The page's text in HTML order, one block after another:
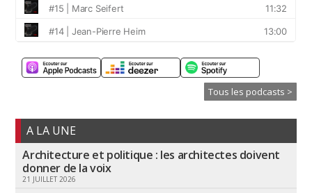
Tous les podcasts >
A LA UNE
Architecture et politique : les architectes doivent
donner de la voix
21 JUILLET 2026